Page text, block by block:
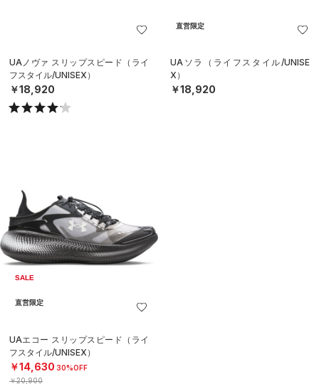
UAノヴァ スリップスピード（ライ
フスタイル/UNISEX）
￥18,920
直営限定
UAソラ（ライフスタイル/UNISE
X）
￥18,920
SALE
直営限定
UAエコー スリップスピード（ライ
フスタイル/UNISEX）
￥14,630 30%OFF
￥20,900